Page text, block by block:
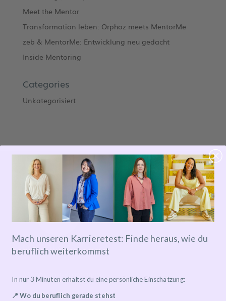
Meet the Mentor
Transformation leben: Orphoz meets MentorMe
zeb & MentorMe: Entwicklung neu gedacht
Inside Mentoring
Categories
Unkategorisiert
Mentor*in finden
Mach unseren Karrieretest: Finde heraus, wie du
beruflich weiterkommst
In nur 3 Minuten erhältst du eine persönliche Einschätzung:
📍 Wo du beruflich gerade stehst